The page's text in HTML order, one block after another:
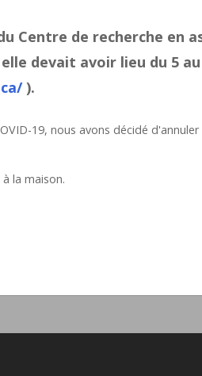
Centre de recherche en
elle devait avoir lieu du 5
).
19, nous avons décidé
la maison.